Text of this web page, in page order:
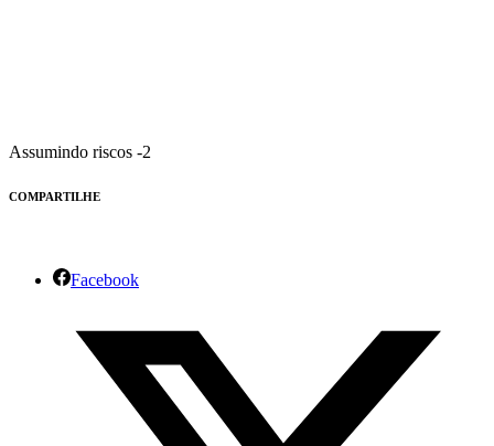
Assumindo riscos -2
COMPARTILHE
Facebook